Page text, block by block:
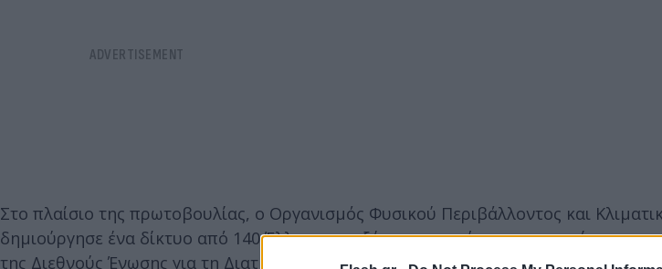
Στο πλαίσιο της πρωτοβουλίας, ο Οργανισμός Φυσικού Περιβάλλοντος και
δημιούργησε ένα δίκτυο από 140 Έλληνες και ξένους επιστήμονες, οι οποίοι με τη
της Διεθνούς Ένωσης για τη Διατήρησης της Φύσης (IUCN), της Ελληνικής